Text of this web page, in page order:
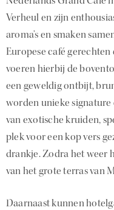
Verheul en zijn
aroma’s en smaken
Europese café
voeren hierbij de
een geweldig ontbijt,
worden unieke
van exotische kruiden,
plek voor een kop vers
drankje. Zodra het weer
van het grote terras van
Daarnaast kunnen